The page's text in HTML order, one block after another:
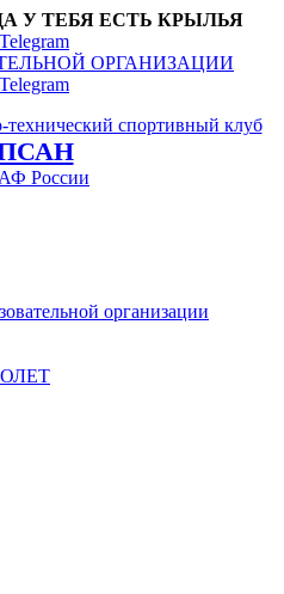
У ТЕБЯ ЕСТЬ КРЫЛЬЯ
Telegram
ОРГАНИЗАЦИИ
Telegram
спортивный клуб
России
организации